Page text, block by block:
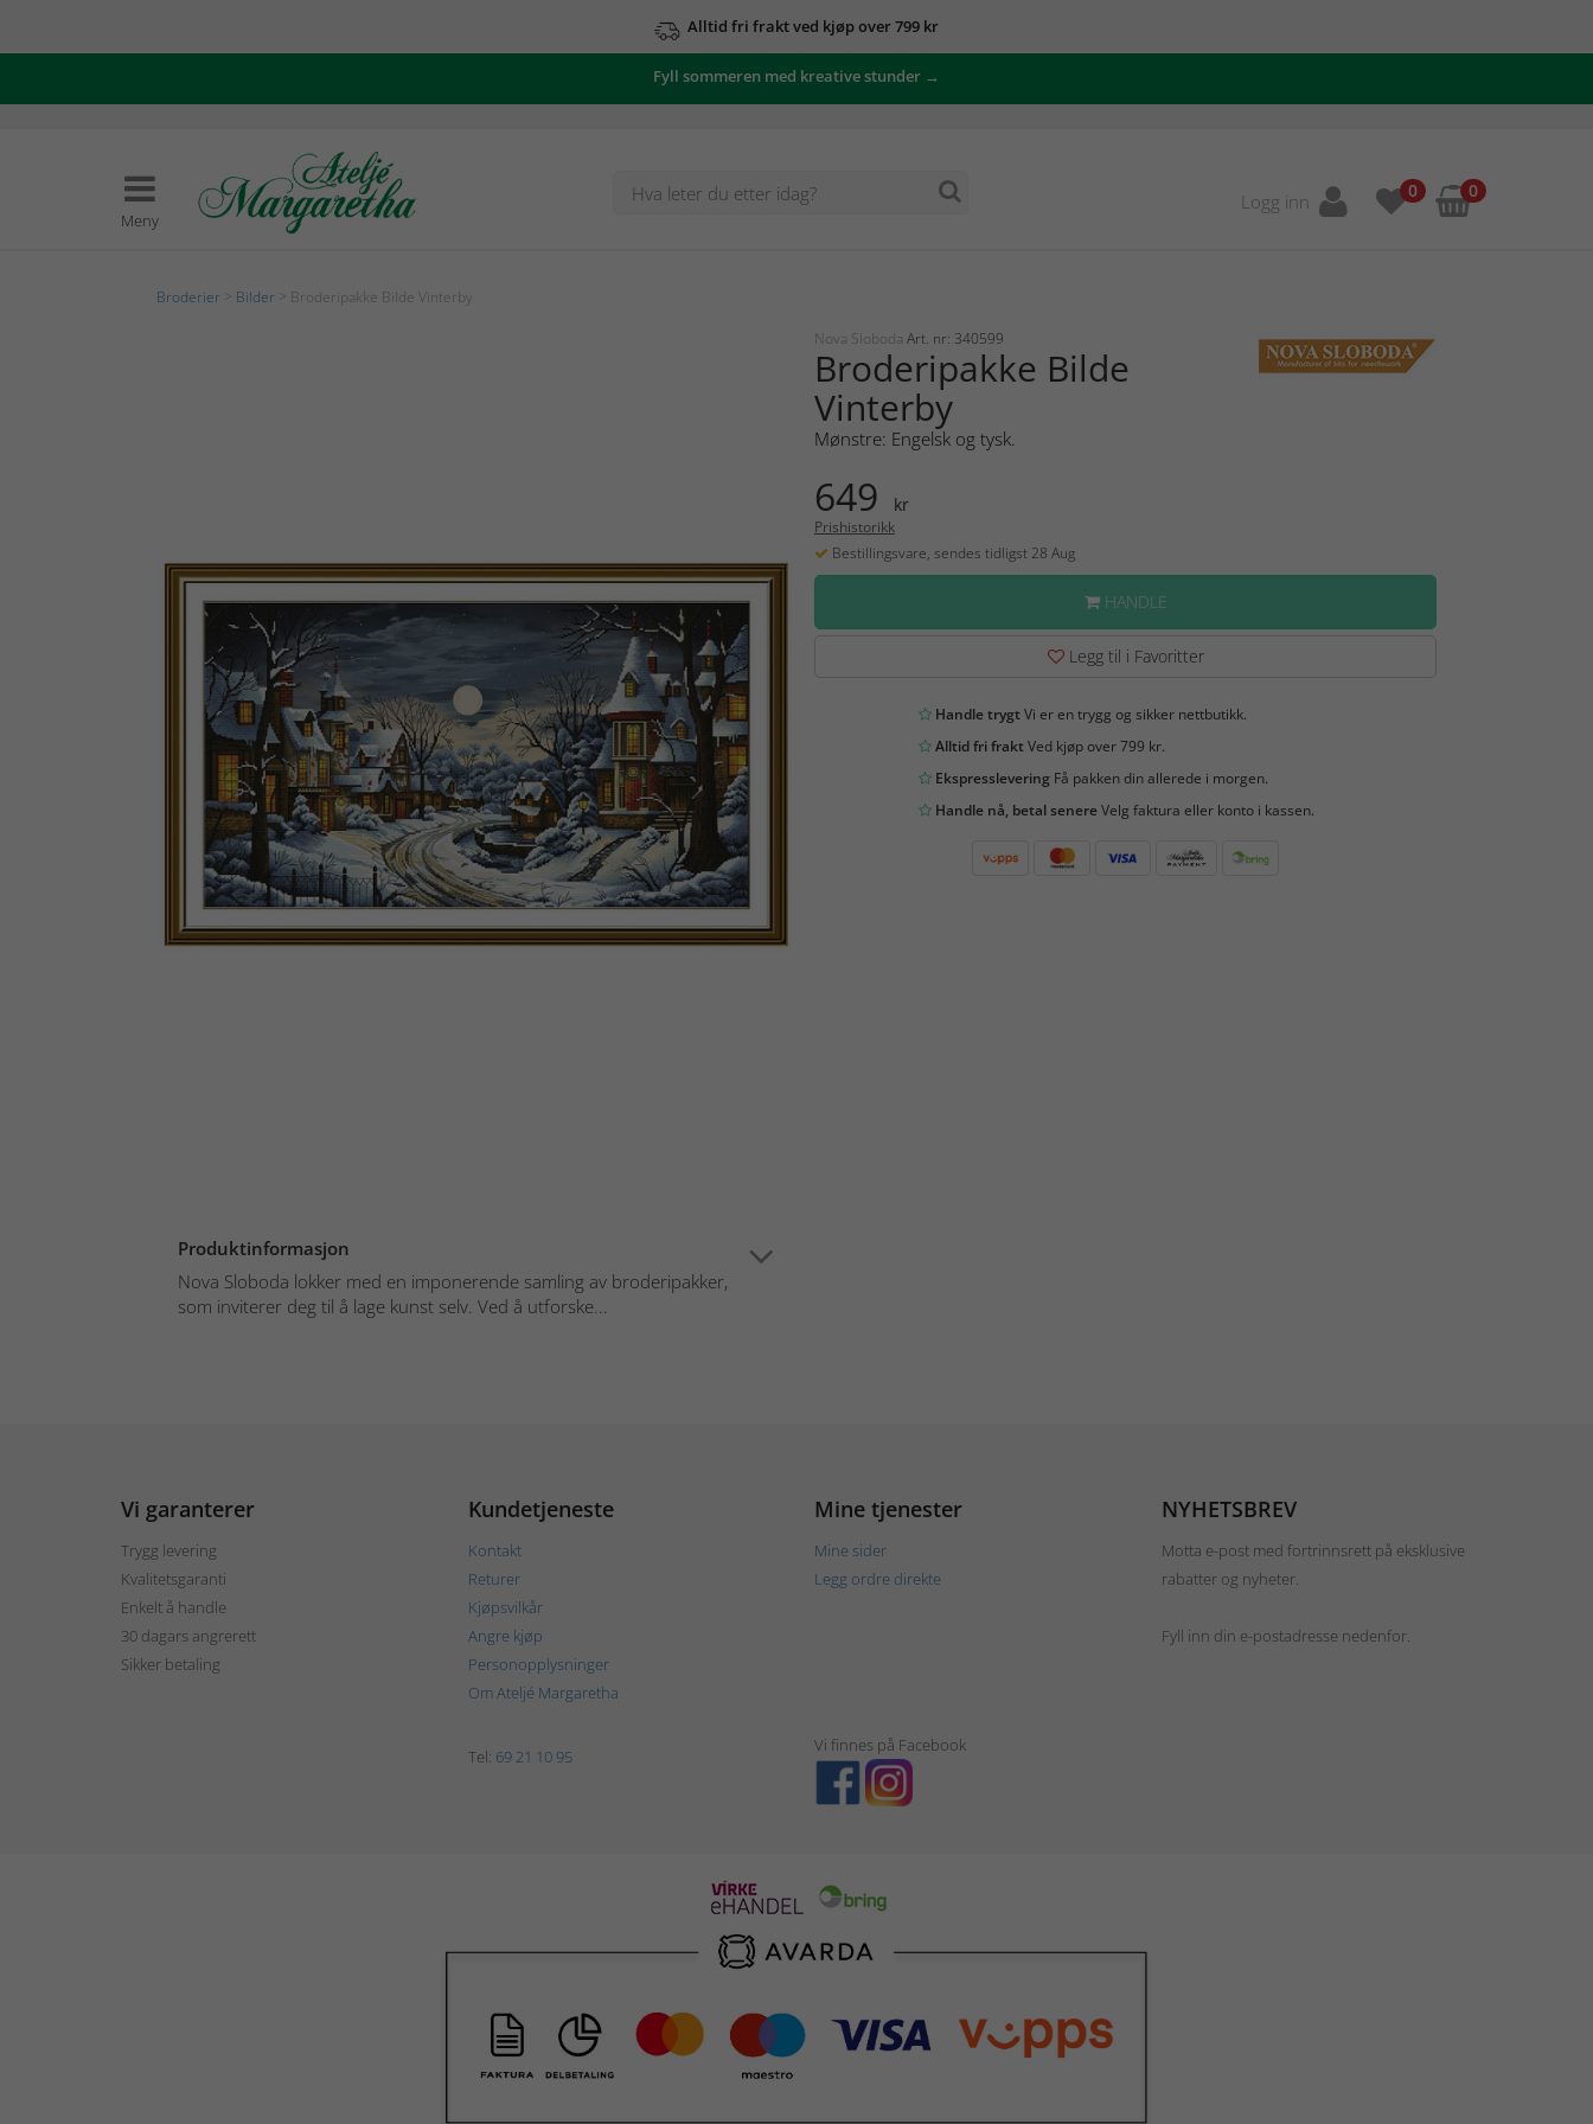
Alltid fri frakt ved kjøp over 799 kr
Fyll sommeren med kreative stunder →
Meny
Logg inn 0 0
Broderier Bilder > Broderipakke Bilde Vinterby
Produktinformasjon
Nova Sloboda lokker med en imponerende samling av broderipakker,
som inviterer deg til å lage kunst selv. Ved å utforske...
Nova Sloboda Art. nr: 340599
Broderipakke Bilde
Vinterby
Mønstre: Engelsk og tysk.
649 kr
Prishistorikk
Bestillingsvare, sendes tidligst 28 Aug
HANDLE
Legg til i Favoritter
Handle trygtVi er en trygg og sikker nettbutikk.
Alltid fri fraktVed kjøp over 799 kr.
EkspressleveringFå pakken din allerede i morgen.
Handle nå, betal senereVelg faktura eller konto i kassen.
Vi garanterer
Trygg levering
Kvalitetsgaranti
Enkelt å handle
30 dagars angrerett
Sikker betaling
Kundetjeneste
Kontakt
Returer
Kjøpsvilkår
Angre kjøp
Personopplysninger
Om Ateljé Margaretha
Mine tjenester
Mine sider
Legg ordre direkte
NYHETSBREV
Motta e-post med fortrinnsrett på eksklusive
rabatter og nyheter.
Fyll inn din e-postadresse nedenfor.
Tel: 69 21 10 95
Vi finnes på Facebook